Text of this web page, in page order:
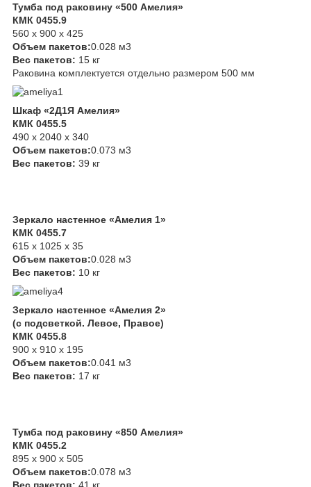
Тумба под раковину «500 Амелия»
КМК 0455.9
560 х 900 х 425
Объем пакетов:0.028 м3
Вес пакетов: 15 кг
Раковина комплектуется отдельно размером 500 мм
Шкаф «2Д1Я Амелия»
КМК 0455.5
490 х 2040 х 340
Объем пакетов:0.073 м3
Вес пакетов: 39 кг
Зеркало настенное «Амелия 1»
КМК 0455.7
615 х 1025 х 35
Объем пакетов:0.028 м3
Вес пакетов: 10 кг
Зеркало настенное «Амелия 2»
(с подсветкой. Левое, Правое)
КМК 0455.8
900 х 910 х 195
Объем пакетов:0.041 м3
Вес пакетов: 17 кг
Тумба под раковину «850 Амелия»
КМК 0455.2
895 х 900 х 505
Объем пакетов:0.078 м3